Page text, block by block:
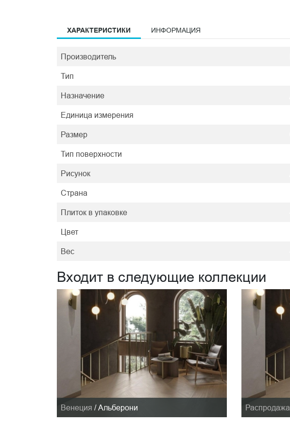
ХАРАКТЕРИСТИКИ ИНФОРМАЦИЯ
Производитель
Тип
Назначение
Единица измерения
Размер
Тип поверхности
Рисунок
Страна
Плиток в упаковке
Цвет
Вес
Входит в следующие коллекции
Венеция / Альберони Распродажа